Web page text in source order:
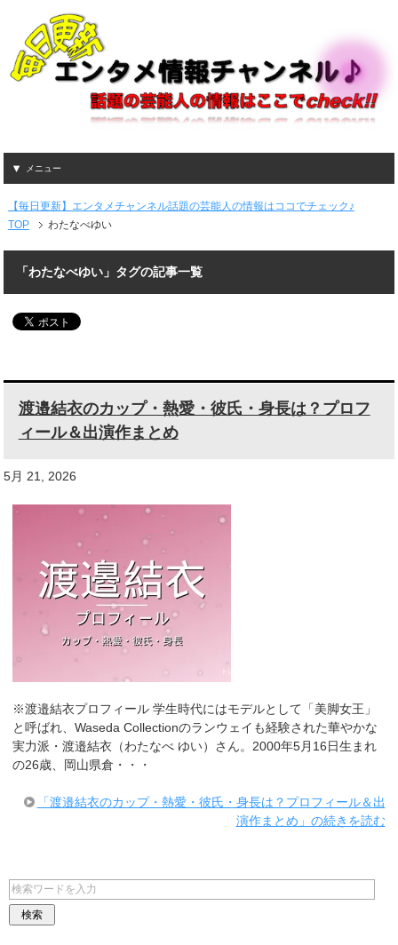
メニュー
【毎日更新】エンタメチャンネル話題の芸能人の情報はココでチェック♪
TOP
わたなべゆい
「わたなべゆい」タグの記事一覧
渡邉結衣のカップ・熱愛・彼氏・身長は？プロフ
ィール＆出演作まとめ
5月 21, 2026
※渡邉結衣プロフィール 学生時代にはモデルとして「美脚女王」
と呼ばれ、Waseda Collectionのランウェイも経験された華やかな
実力派・渡邉結衣（わたなべ ゆい）さん。2000年5月16日生まれ
の26歳、岡山県倉・・・
「渡邉結衣のカップ・熱愛・彼氏・身長は？プロフィール＆出
演作まとめ」の続きを読む